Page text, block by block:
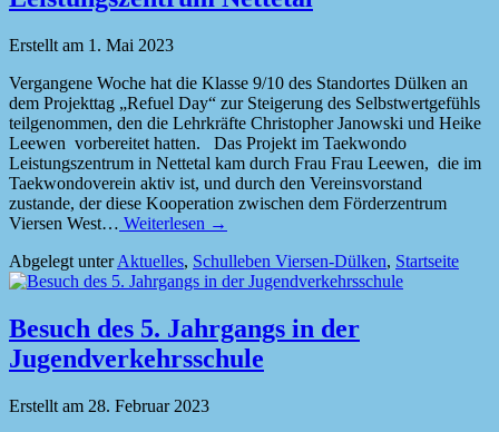
Erstellt am 1. Mai 2023
Vergangene Woche hat die Klasse 9/10 des Standortes Dülken an
dem Projekttag „Refuel Day“ zur Steigerung des Selbstwertgefühls
teilgenommen, den die Lehrkräfte Christopher Janowski und Heike
Leewen vorbereitet hatten. Das Projekt im Taekwondo
Leistungszentrum in Nettetal kam durch Frau Frau Leewen, die im
Taekwondoverein aktiv ist, und durch den Vereinsvorstand
zustande, der diese Kooperation zwischen dem Förderzentrum
Viersen West… Weiterlesen →
Abgelegt unterAktuelles, Schulleben Viersen-Dülken, Startseite
Besuch des 5. Jahrgangs in der
Jugendverkehrsschule
Erstellt am 28. Februar 2023